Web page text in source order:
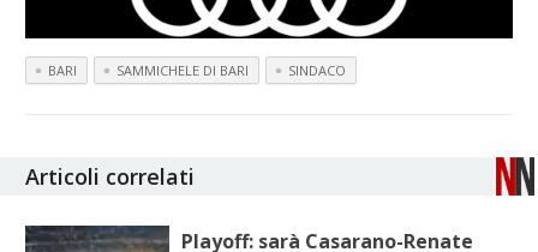
BARI SAMMICHELE DI BARI SINDACO
Articoli correlati
Playoff: sarà Casarano-Renate